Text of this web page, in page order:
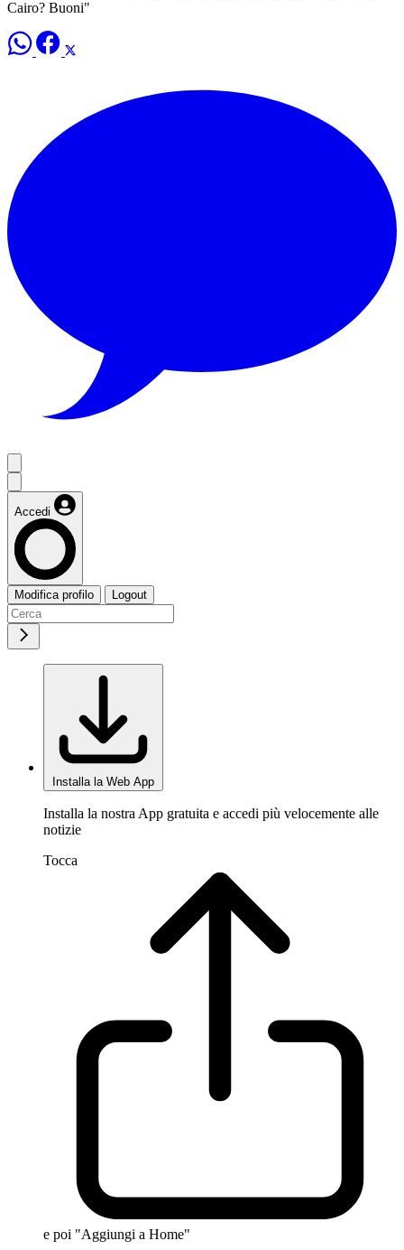
Cairo? Buoni"
Accedi
Modifica profilo Logout
Installa la Web App
Installa la nostra App gratuita e accedi più velocemente alle
notizie
Tocca
e poi "Aggiungi a Home"